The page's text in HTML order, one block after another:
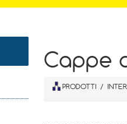
Cappe
PRODOTTI /